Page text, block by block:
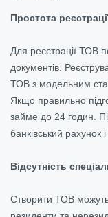
Простота
Для реєстрації ТОВ
документів.
ТОВ з модельним
Якщо правильно
займе до 24 годин.
банківський рахунок
Відсутність
Створити ТОВ можуть